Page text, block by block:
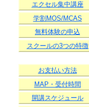
エクセル集中講座
学割MOS/MCAS
無料体験の申込
スクールの3つの特徴
お支払い方法
MAP・受付時間
開講スケジュール